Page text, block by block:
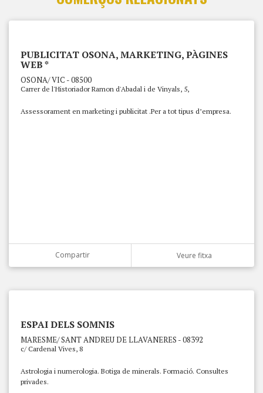
PUBLICITAT OSONA, MARKETING, PÀGINES
WEB *
OSONA/ VIC - 08500
Carrer de l'Historiador Ramon d'Abadal i de Vinyals, 5,
Assessorament en marketing i publicitat .Per a tot tipus d’empresa.
Compartir Veure fitxa
ESPAI DELS SOMNIS
MARESME/ SANT ANDREU DE LLAVANERES - 08392
c/ Cardenal Vives, 8
Astrologia i numerologia. Botiga de minerals. Formació. Consultes
privades.